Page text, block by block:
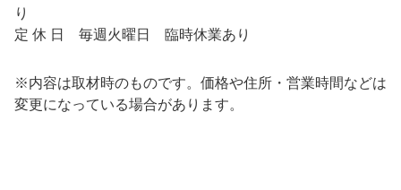
り
定 休 日 毎週火曜日 臨時休業あり
※内容は取材時のものです。価格や住所・営業時間などは
変更になっている場合があります。